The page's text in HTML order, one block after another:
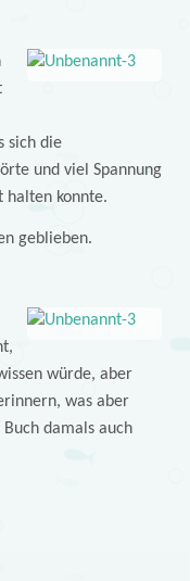
sich die
und viel Spannung
halten konnte.
geblieben.
würde, aber
was aber
damals auch